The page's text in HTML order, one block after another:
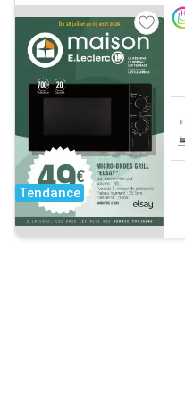
Tendance